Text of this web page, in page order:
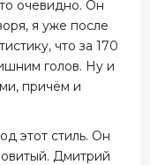
очевидно. Он
я уже после
что за 170
голов. Ну и
причём и
этот стиль. Он
Дмитрий